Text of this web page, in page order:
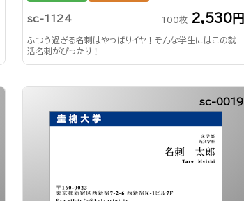
sc-1124 100枚 2,530円
ふつう過ぎる名刺はやっぱりイヤ！そんな学生にはこの就
活名刺がぴったり！
sc-0019